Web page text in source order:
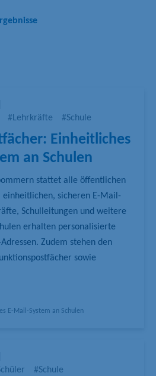
#Lehrkräfte #Schule
Einheitliches
an Schulen
stattet alle öffentlichen
sicheren E-Mail-
Schulleitungen und weitere
erhalten personalisierte
Zudem stehen den
sowie
E-Mail-System an Schulen
#Schule